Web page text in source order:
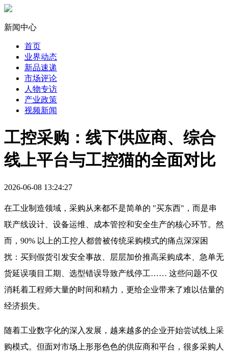
新闻中心
首页
业界动态
新品速递
市场评论
人物专访
产业政策
视频新闻
工控采购：线下供应商、综合
线上平台与工控猫的全面对比
2026-06-08 13:24:27
在工业制造领域，采购从来都不是简单的 "买东西"，而是串
联产线设计、设备运维、成本管控和安全生产的核心环节。然
而，90% 以上的工控人都曾被传统采购模式的痛点深深困
扰：买到假货引发安全事故、层层加价推高采购成本、急单无
货延误项目工期、选型错误导致产线停工…… 这些问题不仅
消耗着工程师大量的时间和精力，更给企业带来了难以估量的
经济损失。
随着工业数字化的深入发展，越来越多的企业开始尝试线上采
购模式。但面对市场上形形色色的供应商和平台，很多采购人